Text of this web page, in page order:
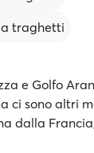
traghetti
e Golfo
ci sono altri
dalla